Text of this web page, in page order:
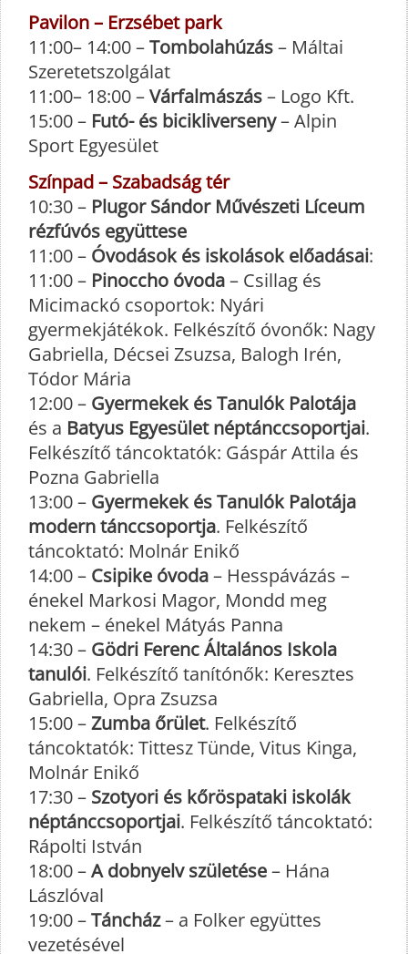
Pavilon – Erzsébet park
11:00– 14:00 –Tombolahúzás– Máltai
Szeretetszolgálat
11:00– 18:00 –Várfalmászás– Logo Kft.
15:00 – Futó- és bicikliverseny– Alpin
Sport Egyesület
Színpad – Szabadság tér
10:30 – Plugor Sándor Művészeti Líceum
rézfúvós együttese
11:00 – Óvodások és iskolások előadásai:
11:00 – Pinoccho óvoda– Csillag és
Micimackó csoportok: Nyári
gyermekjátékok. Felkészítő óvonők: Nagy
Gabriella, Décsei Zsuzsa, Balogh Irén,
Tódor Mária
12:00 – Gyermekek és Tanulók Palotája
és a Batyus Egyesület néptánccsoportjai.
Felkészítő táncoktatók: Gáspár Attila és
Pozna Gabriella
13:00 – Gyermekek és Tanulók Palotája
modern tánccsoportja. Felkészítő
táncoktató: Molnár Enikő
14:00 – Csipike óvoda– Hesspávázás –
énekel Markosi Magor, Mondd meg
nekem – énekel Mátyás Panna
14:30 – Gödri Ferenc Általános Iskola
tanulói. Felkészítő tanítónők: Keresztes
Gabriella, Opra Zsuzsa
15:00 –Zumba őrület. Felkészítő
táncoktatók: Tittesz Tünde, Vitus Kinga,
Molnár Enikő
17:30 – Szotyori és kőröspataki iskolák
néptánccsoportjai. Felkészítő táncoktató:
Rápolti István
18:00 –A dobnyelv születése– Hána
Lászlóval
19:00 –Táncház– a Folker együttes
vezetésével